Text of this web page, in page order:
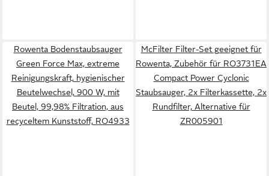
Rowenta Bodenstaubsauger
Green Force Max, extreme
Reinigungskraft, hygienischer
Beutelwechsel, 900 W, mit
Beutel, 99,98% Filtration, aus
recyceltem Kunststoff, RO4933
McFilter Filter-Set geeignet für
Rowenta, Zubehör für RO3731EA
Compact Power Cyclonic
Staubsauger, 2x Filterkassette, 2x
Rundfilter, Alternative für
ZR005901